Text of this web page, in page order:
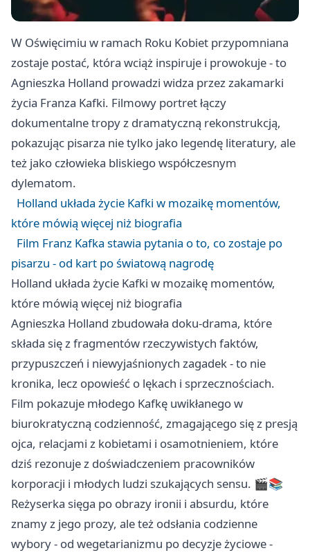
W Oświęcimiu w ramach Roku Kobiet przypomniana
zostaje postać, która wciąż inspiruje i prowokuje - to
Agnieszka Holland prowadzi widza przez zakamarki
życia Franza Kafki. Filmowy portret łączy
dokumentalne tropy z dramatyczną rekonstrukcją,
pokazując pisarza nie tylko jako legendę literatury, ale
też jako człowieka bliskiego współczesnym
dylematom.
Holland układa życie Kafki w mozaikę momentów,
które mówią więcej niż biografia
Film Franz Kafka stawia pytania o to, co zostaje po
pisarzu - od kart po światową nagrodę
Holland układa życie Kafki w mozaikę momentów,
które mówią więcej niż biografia
Agnieszka Holland zbudowała doku-drama, które
składa się z fragmentów rzeczywistych faktów,
przypuszczeń i niewyjaśnionych zagadek - to nie
kronika, lecz opowieść o lękach i sprzecznościach.
Film pokazuje młodego Kafkę uwikłanego w
biurokratyczną codzienność, zmagającego się z presją
ojca, relacjami z kobietami i osamotnieniem, które
dziś rezonuje z doświadczeniem pracowników
korporacji i młodych ludzi szukających sensu. 🎬📚
Reżyserka sięga po obrazy ironii i absurdu, które
znamy z jego prozy, ale też odsłania codzienne
wybory - od wegetarianizmu po decyzje życiowe -